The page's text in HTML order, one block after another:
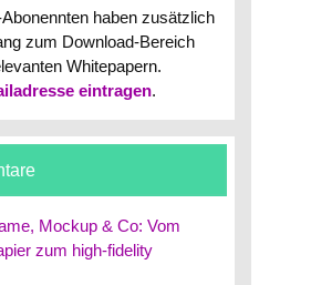
haben zusätzlich
zum Download-Bereich
Whitepapern.
eintragen.
Mockup & Co: Vom
zum high-fidelity